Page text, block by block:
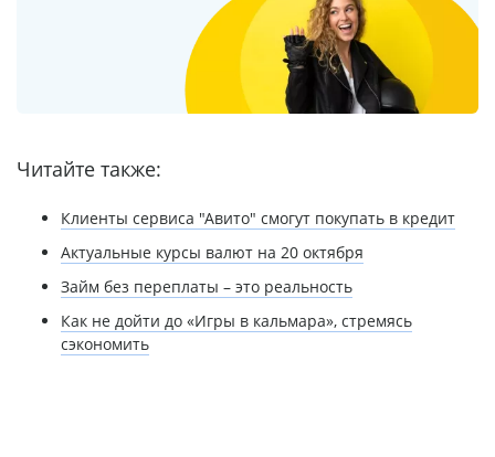
Читайте также:
Клиенты сервиса "Авито" смогут покупать в кредит
Актуальные курсы валют на 20 октября
Займ без переплаты – это реальность
Как не дойти до «Игры в кальмара», стремясь
сэкономить